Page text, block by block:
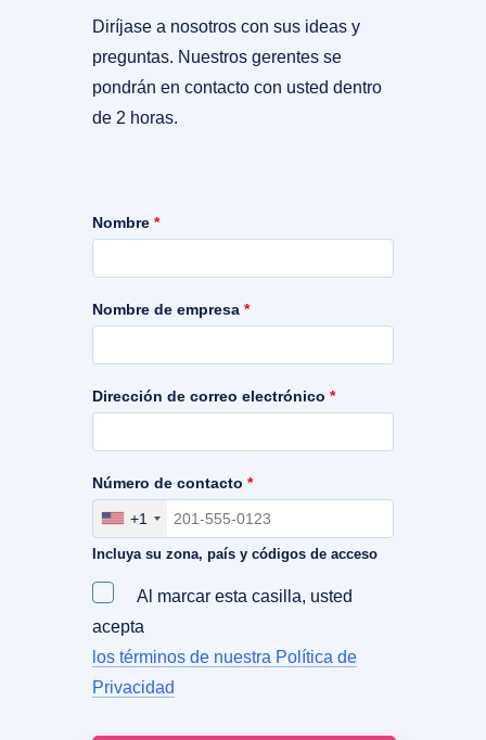
Diríjase a nosotros con sus ideas y
preguntas. Nuestros gerentes se
pondrán en contacto con usted dentro
de 2 horas.
Nombre *
Nombre de empresa *
Dirección de correo electrónico *
Incluya su zona, país y códigos de acceso
+1
Número de contacto *
Al marcar esta casilla, usted
acepta
los términos de nuestra Política de
Privacidad